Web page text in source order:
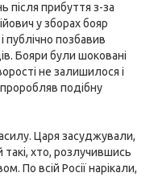
після прибуття з-за
у зборах бояр
публічно позбавив
Бояри були шоковані
не залишилося і
подібну
Царя засуджували,
хто, розлучившись
По всій Росії нарікали,